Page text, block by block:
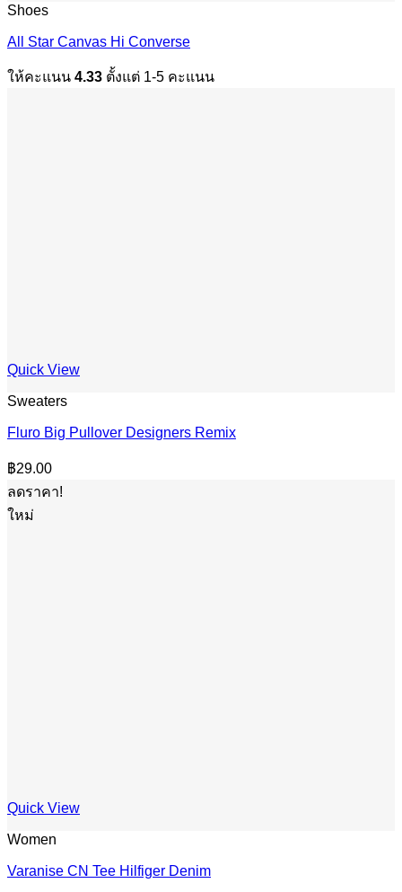
Shoes
All Star Canvas Hi Converse
ให้คะแนน 4.33 ตั้งแต่ 1-5 คะแนน
Quick View
Sweaters
Fluro Big Pullover Designers Remix
฿29.00
ลดราคา!
ใหม่
Quick View
Women
Varanise CN Tee Hilfiger Denim